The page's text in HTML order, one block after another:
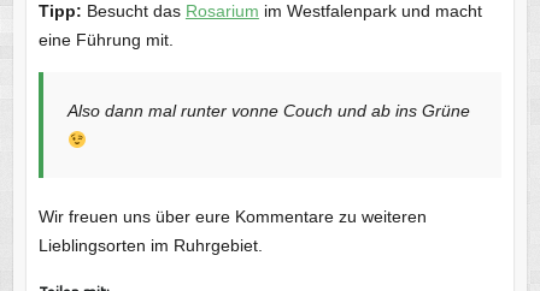
Tipp: Besucht das Rosarium im Westfalenpark und macht
eine Führung mit.
Also dann mal runter vonne Couch und ab ins Grüne
Wir freuen uns über eure Kommentare zu weiteren
Lieblingsorten im Ruhrgebiet.